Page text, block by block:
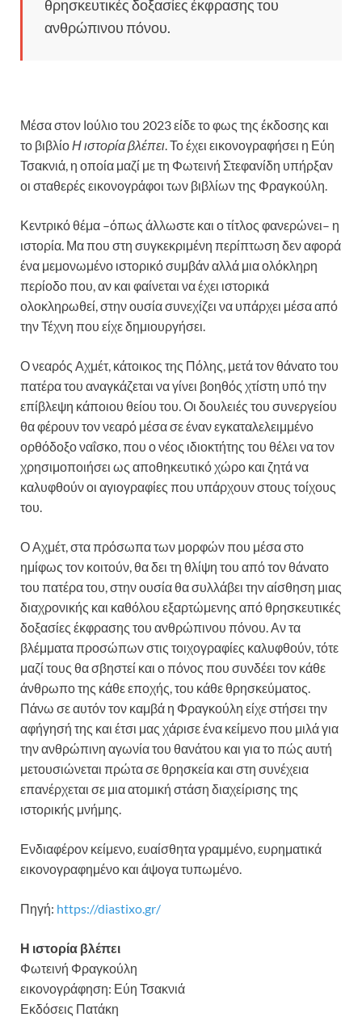
θρησκευτικές δοξασίες έκφρασης του
ανθρώπινου πόνου.
Μέσα στον Ιούλιο του 2023 είδε το φως της έκδοσης και
το βιβλίο Η ιστορία βλέπει . Το έχει εικονογραφήσει η Εύη
Τσακνιά, η οποία μαζί με τη Φωτεινή Στεφανίδη υπήρξαν
οι σταθερές εικονογράφοι των βιβλίων της Φραγκούλη.
Κεντρικό θέμα –όπως άλλωστε και ο τίτλος φανερώνει– η
ιστορία. Μα που στη συγκεκριμένη περίπτωση δεν αφορά
ένα μεμονωμένο ιστορικό συμβάν αλλά μια ολόκληρη
περίοδο που, αν και φαίνεται να έχει ιστορικά
ολοκληρωθεί, στην ουσία συνεχίζει να υπάρχει μέσα από
την Τέχνη που είχε δημιουργήσει.
Ο νεαρός Αχμέτ, κάτοικος της Πόλης, μετά τον θάνατο του
πατέρα του αναγκάζεται να γίνει βοηθός χτίστη υπό την
επίβλεψη κάποιου θείου του. Οι δουλειές του συνεργείου
θα φέρουν τον νεαρό μέσα σε έναν εγκαταλελειμμένο
ορθόδοξο ναΐσκο, που ο νέος ιδιοκτήτης του θέλει να τον
χρησιμοποιήσει ως αποθηκευτικό χώρο και ζητά να
καλυφθούν οι αγιογραφίες που υπάρχουν στους τοίχους
του.
Ο Αχμέτ, στα πρόσωπα των μορφών που μέσα στο
ημίφως τον κοιτούν, θα δει τη θλίψη του από τον θάνατο
του πατέρα του, στην ουσία θα συλλάβει την αίσθηση μιας
διαχρονικής και καθόλου εξαρτώμενης από θρησκευτικές
δοξασίες έκφρασης του ανθρώπινου πόνου. Αν τα
βλέμματα προσώπων στις τοιχογραφίες καλυφθούν, τότε
μαζί τους θα σβηστεί και ο πόνος που συνδέει τον κάθε
άνθρωπο της κάθε εποχής, του κάθε θρησκεύματος.
Πάνω σε αυτόν τον καμβά η Φραγκούλη είχε στήσει την
αφήγησή της και έτσι μας χάρισε ένα κείμενο που μιλά για
την ανθρώπινη αγωνία του θανάτου και για το πώς αυτή
μετουσιώνεται πρώτα σε θρησκεία και στη συνέχεια
επανέρχεται σε μια ατομική στάση διαχείρισης της
ιστορικής μνήμης.
Ενδιαφέρον κείμενο, ευαίσθητα γραμμένο, ευρηματικά
εικονογραφημένο και άψογα τυπωμένο.
Πηγή: https://diastixo.gr/
Η ιστορία βλέπει
Φωτεινή Φραγκούλη
εικονογράφηση: Εύη Τσακνιά
Εκδόσεις Πατάκη